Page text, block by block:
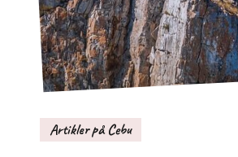
Artikler på Cebu